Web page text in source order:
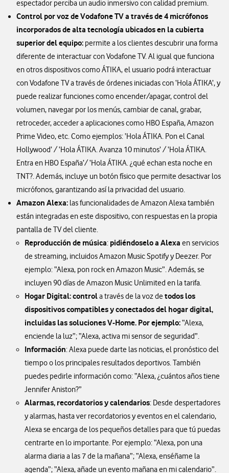
espectador perciba un audio inmersivo con calidad premium.
Control por voz de Vodafone TV a través de 4 micrófonos
incorporados de alta tecnología ubicados en la cubierta
superior del equipo: permite a los clientes descubrir una forma
diferente de interactuar con Vodafone TV. Al igual que funciona
en otros dispositivos como ÁTIKA, el usuario podrá interactuar
con Vodafone TV a través de órdenes iniciadas con ‘Hola ÁTIKA’, y
puede realizar funciones como encender/apagar, control del
volumen, navegar por los menús, cambiar de canal, grabar,
retroceder, acceder a aplicaciones como HBO España, Amazon
Prime Video, etc. Como ejemplos: ‘Hola ÁTIKA. Pon el Canal
Hollywood’ / ‘Hola ÁTIKA. Avanza 10 minutos’ / ‘Hola ÁTIKA.
Entra en HBO España’/ ‘Hola ÁTIKA. ¿qué echan esta noche en
TNT?. Además, incluye un botón físico que permite desactivar los
micrófonos, garantizando así la privacidad del usuario.
Amazon Alexa: las funcionalidades de Amazon Alexa también
están integradas en este dispositivo, con respuestas en la propia
pantalla de TV del cliente.
Reproducción de música: pidiéndoselo a Alexa en servicios
de streaming, incluidos Amazon Music Spotify y Deezer. Por
ejemplo: “Alexa, pon rock en Amazon Music”. Además, se
incluyen 90 días de Amazon Music Unlimited en la tarifa.
Hogar Digital: controla través de la voz de todos los
dispositivos compatibles y conectados del hogar digital,
incluidas las soluciones V-Home. Por ejemplo:“Alexa,
enciende la luz”; “Alexa, activa mi sensor de seguridad”.
Información: Alexa puede darte las noticias, el pronóstico del
tiempo o los principales resultados deportivos. También
puedes pedirle información como: “Alexa, ¿cuántos años tiene
Jennifer Aniston?”
Alarmas, recordatorios y calendarios: Desde despertadores
y alarmas, hasta ver recordatorios y eventos en el calendario,
Alexa se encarga de los pequeños detalles para que tú puedas
centrarte en lo importante. Por ejemplo: “Alexa, pon una
alarma diaria a las 7 de la mañana”; “Alexa, enséñame la
agenda”; “Alexa, añade un evento mañana en mi calendario”.